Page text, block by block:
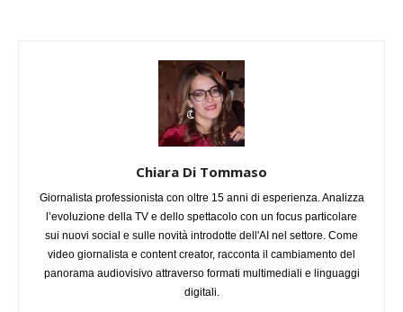
Chiara Di Tommaso
Giornalista professionista con oltre 15 anni di esperienza. Analizza
l’evoluzione della TV e dello spettacolo con un focus particolare
sui nuovi social e sulle novità introdotte dell'AI nel settore. Come
video giornalista e content creator, racconta il cambiamento del
panorama audiovisivo attraverso formati multimediali e linguaggi
digitali.